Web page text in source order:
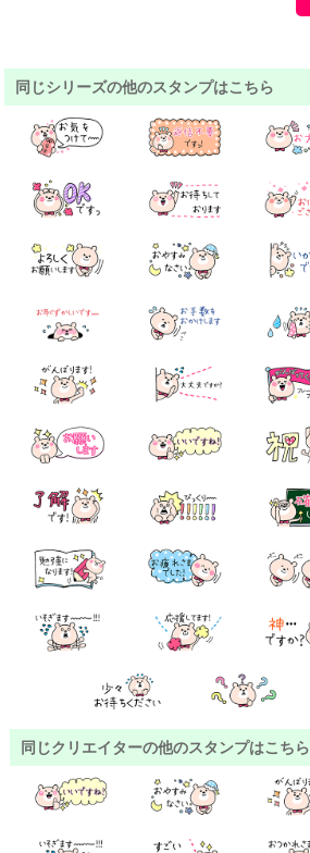
同じシリーズの他のスタンプはこちら
同じクリエイターの他のスタンプはこちら